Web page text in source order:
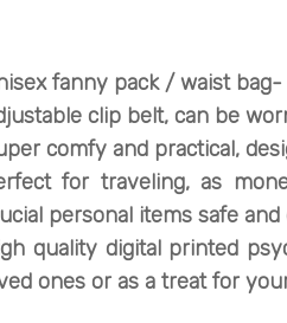
fanny pack / waist bag-
clip belt, can be
comfy and practical,
for traveling, as
personal items safe
quality digital printed
ones or as a treat for